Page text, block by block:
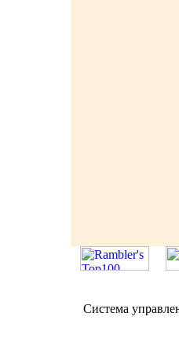
Система